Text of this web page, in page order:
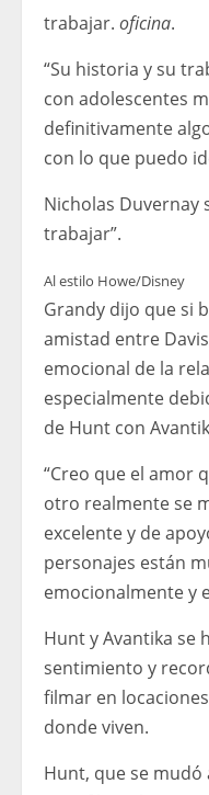
trabajar. oficina.
“Su historia y su
con adolescentes
definitivamente
con lo que puedo
Nicholas Duvernay
trabajar”.
Al estilo Howe/Disney
Grandy dijo que si
amistad entre
emocional de la
especialmente
de Hunt con
“Creo que el amor
otro realmente se
excelente y de
personajes están
emocionalmente y
Hunt y Avantika se
sentimiento y
filmar en
donde viven.
Hunt, que se mudó